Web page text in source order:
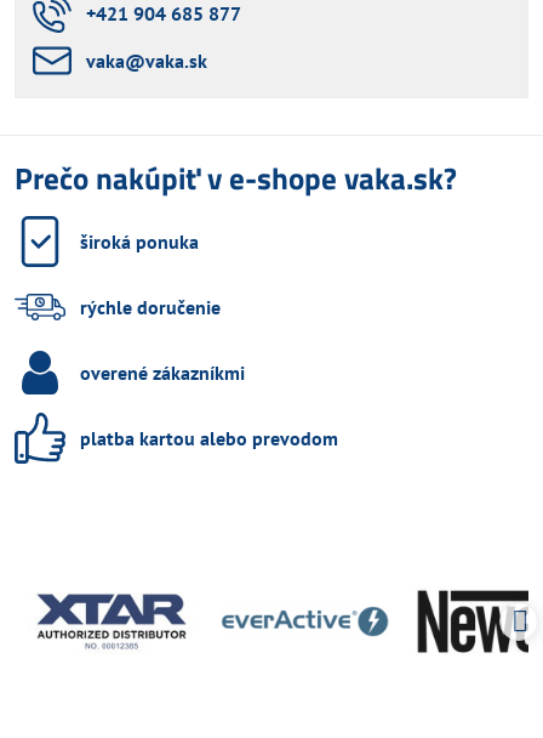
+421 904 685 877
vaka​@vaka​.sk
Prečo nakúpiť v e-shope vaka.sk?
široká ponuka
rýchle doručenie
overené zákazníkmi
platba kartou alebo prevodom